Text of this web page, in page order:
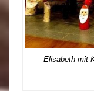
Elisabeth mit